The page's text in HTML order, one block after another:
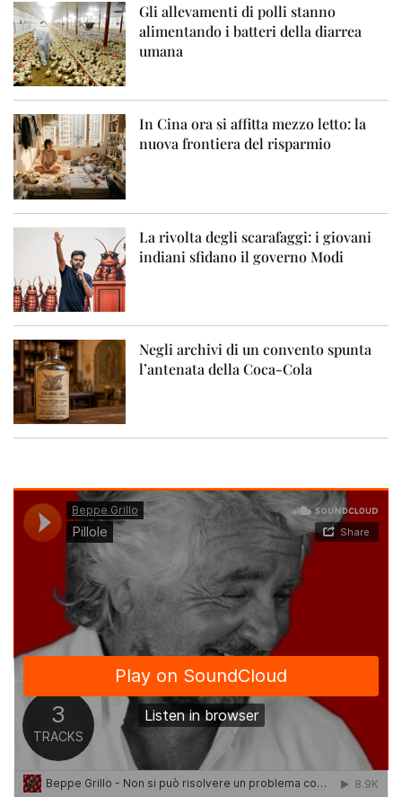
Gli allevamenti di polli stanno
alimentando i batteri della diarrea
umana
In Cina ora si affitta mezzo letto: la
nuova frontiera del risparmio
La rivolta degli scarafaggi: i giovani
indiani sfidano il governo Modi
Negli archivi di un convento spunta
l’antenata della Coca-Cola